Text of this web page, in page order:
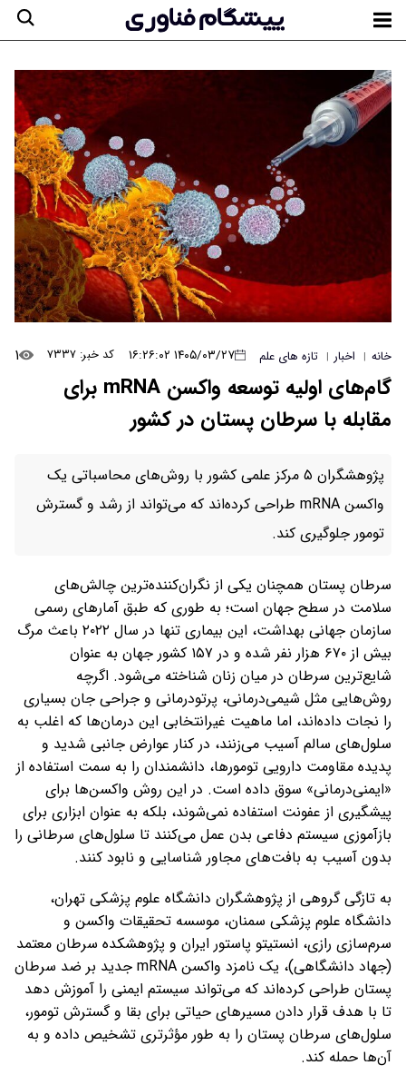
خانه | اخبار | تازه های علم ۱۴۰۵/۰۳/۲۷ ۱۶:۲۶:۰۲ کد خبر: ۷۳۳۷ ۱
گام‌های اولیه توسعه واکسن mRNA برای
مقابله با سرطان پستان در کشور
پژوهشگران ۵ مرکز علمی کشور با روش‌های محاسباتی یک
واکسن mRNA طراحی کرده‌اند که می‌تواند از رشد و گسترش
تومور جلوگیری کند.
سرطان پستان همچنان یکی از نگران‌کننده‌ترین چالش‌های
سلامت در سطح جهان است؛ به طوری که طبق آمارهای رسمی
سازمان جهانی بهداشت، این بیماری تنها در سال ۲۰۲۲ باعث مرگ
بیش از ۶۷۰ هزار نفر شده و در ۱۵۷ کشور جهان به عنوان
شایع‌ترین سرطان در میان زنان شناخته می‌شود. اگرچه
روش‌هایی مثل شیمی‌درمانی، پرتودرمانی و جراحی جان بسیاری
را نجات داده‌اند، اما ماهیت غیرانتخابی این درمان‌ها که اغلب به
سلول‌های سالم آسیب می‌زنند، در کنار عوارض جانبی شدید و
پدیده مقاومت دارویی تومورها، دانشمندان را به سمت استفاده از
«ایمنی‌درمانی» سوق داده است. در این روش واکسن‌ها برای
پیشگیری از عفونت استفاده نمی‌شوند، بلکه به عنوان ابزاری برای
بازآموزی سیستم دفاعی بدن عمل می‌کنند تا سلول‌های سرطانی را
بدون آسیب به بافت‌های مجاور شناسایی و نابود کنند.
به تازگی گروهی از پژوهشگران دانشگاه علوم پزشکی تهران،
دانشگاه علوم پزشکی سمنان، موسسه تحقیقات واکسن و
سرم‌سازی رازی، انستیتو پاستور ایران و پژوهشکده سرطان معتمد
(جهاد دانشگاهی)، یک نامزد واکسن mRNA جدید بر ضد سرطان
پستان طراحی کرده‌اند که می‌تواند سیستم ایمنی را آموزش دهد
تا با هدف قرار دادن مسیرهای حیاتی برای بقا و گسترش تومور،
سلول‌های سرطان پستان را به طور مؤثرتری تشخیص داده و به
آن‌ها حمله کند.